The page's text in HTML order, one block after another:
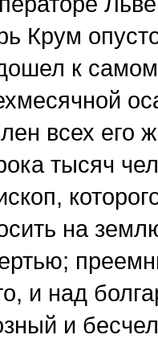
Крум
к
всех его
тысяч
на
и над
и